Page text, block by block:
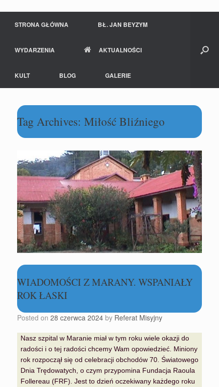
STRONA GŁÓWNA BŁ. JAN BEYZYM
WYDARZENIA AKTUALNOŚCI
KULT BLOG GALERIE
Tag Archives: Miłość Bliźniego
WIADOMOŚCI Z MARANY. WSPANIAŁY
ROK ŁASKI
Posted on 28 czerwca 2024 by Referat Misyjny
Nasz szpital w Maranie miał w tym roku wiele okazji do
radości i o tej radości chcemy Wam opowiedzieć. Miniony
rok rozpoczął się od celebracji obchodów 70. Światowego
Dnia Trędowatych, o czym przypomina Fundacja Raoula
Follereau (FRF). Jest to dzień oczekiwany każdego roku